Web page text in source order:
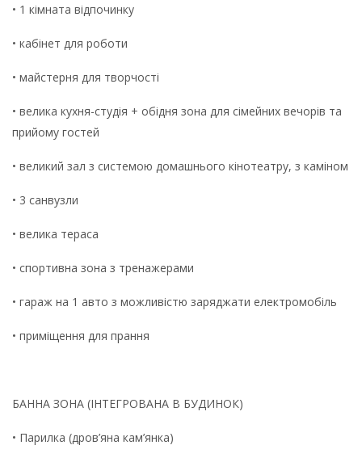
• 1 кімната відпочинку
• кабінет для роботи
• майстерня для творчості
• велика кухня-студія + обідня зона для сімейних вечорів та
прийому гостей
• великий зал з системою домашнього кінотеатру, з каміном
• 3 санвузли
• велика тераса
• спортивна зона з тренажерами
• гараж на 1 авто з можливістю заряджати електромобіль
• приміщення для прання
БАННА ЗОНА (ІНТЕГРОВАНА В БУДИНОК)
• Парилка (дров’яна кам’янка)